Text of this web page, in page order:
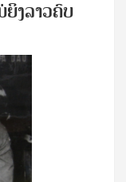
ງ​​ລາວຄົບ​